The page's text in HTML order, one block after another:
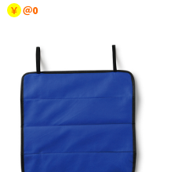
￥ ＠0